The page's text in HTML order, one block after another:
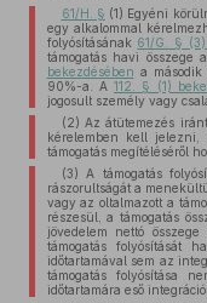
61/H. § (1) Egyéni
egy alkalommal
folyósításának 61/G. § (3)
támogatás havi összege
bekezdésében a második
90%-a. A 112. § (1)
jogosult személy vagy
(2) Az átütemezés
kérelemben kell jelezni,
támogatás megítéléséről
(3) A támogatás
rászorultságát a
vagy az oltalmazott a
részesül, a támogatás
jövedelem nettó
támogatás folyósítását
időtartamával sem az
támogatás folyósítása
időtartamára eső